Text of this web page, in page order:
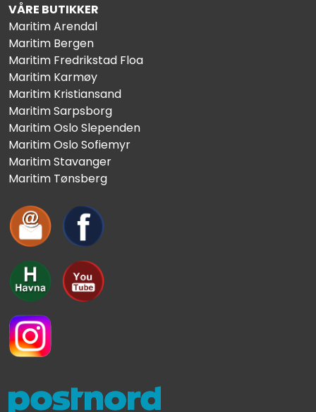
VÅRE BUTIKKER
Maritim Arendal
Maritim Bergen
Maritim Fredrikstad Floa
Maritim Karmøy
Maritim Kristiansand
Maritim Sarpsborg
Maritim Oslo Slependen
Maritim Oslo Sofiemyr
Maritim Stavanger
Maritim Tønsberg